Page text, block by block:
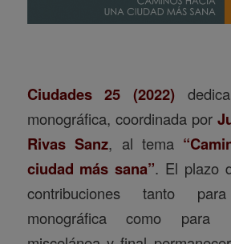
Ciudades 25 (2022)
monográfica, coordinada por
Rivas Sanz, al tema
ciudad más sana”. El plazo
contribuciones tanto
monográfica como para